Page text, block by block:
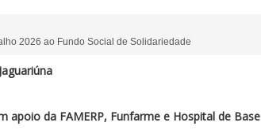
2026 ao Fundo Social de Solidariedade
da FAMERP, Funfarme e Hospital de Base